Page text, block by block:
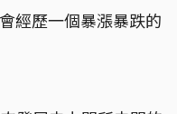
經歷一個暴漲暴跌的